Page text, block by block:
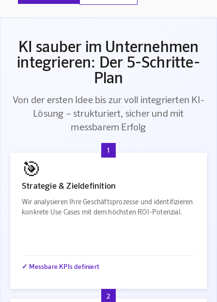
KI sauber im Unternehmen
integrieren: Der 5-Schritte-
Plan
Von der ersten Idee bis zur voll integrierten KI-
Lösung – strukturiert, sicher und mit
messbarem Erfolg
1
🎯
Strategie & Zieldefinition
Wir analysieren Ihre Geschäftsprozesse und identifizieren
konkrete Use Cases mit dem höchsten ROI-Potenzial.
✓ Messbare KPIs definiert
2